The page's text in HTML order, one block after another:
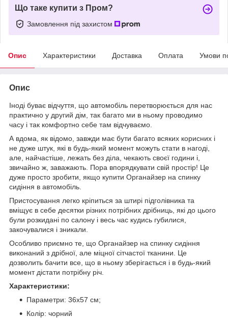
Що таке купити з Пром?
Замовлення під захистом
Опис Характеристики Доставка Оплата Умови
Опис
Іноді буває відчуття, що автомобіль перетворюється для нас
практично у другий дім, так багато ми в ньому проводимо
часу і так комфортно себе там відчуваємо.
А вдома, як відомо, завжди має бути багато всяких корисних і
не дуже штук, які в будь-який момент можуть стати в нагоді,
але, найчастіше, лежать без діла, чекають своєї години і,
звичайно ж, заважають. Пора впорядкувати свій простір! Це
дуже просто зробити, якщо купити Органайзер на спинку
сидіння в автомобіль.
Пристосування легко кріпиться за штирі підголівника та
вміщує в себе десятки різних потрібних дрібниць, які до цього
були розкидані по салону і весь час кудись губилися,
закочувалися і зникали.
Особливо приємно те, що Органайзер на спинку сидіння
виконаний з дрібної, але міцної сітчастої тканини. Це
дозволить бачити все, що в ньому зберігається і в будь-який
момент дістати потрібну річ.
Характеристики:
Параметри: 36х57 см;
Колір: чорний